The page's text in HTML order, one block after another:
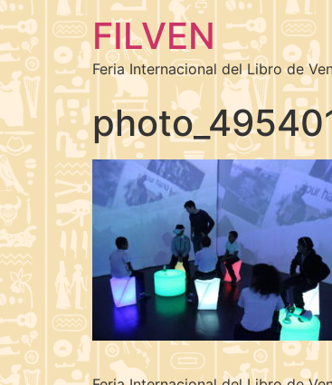
FILVEN
Feria Internacional del Libro de